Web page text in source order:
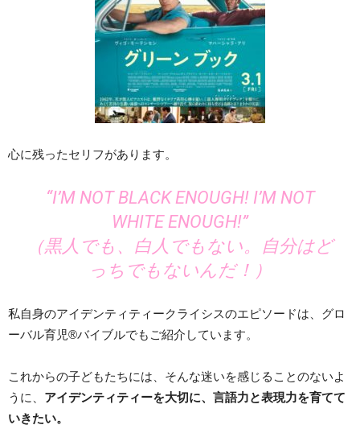
心に残ったセリフがあります。
“I’M NOT BLACK ENOUGH! I’M NOT
WHITE ENOUGH!”
（黒人でも、白人でもない。自分はど
っちでもないんだ！）
私自身のアイデンティティークライシスのエピソードは、グロ
ーバル育児®️バイブルでもご紹介しています。
これからの子どもたちには、そんな迷いを感じることのないよ
うに、 アイデンティティーを大切に、言語力と表現力を育てて
いきたい。